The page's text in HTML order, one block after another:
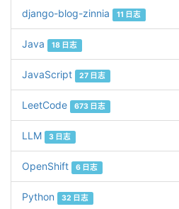
django-blog-zinnia 11 日志
Java 18 日志
JavaScript 27 日志
LeetCode 673 日志
LLM 3 日志
OpenShift 6 日志
Python 32 日志